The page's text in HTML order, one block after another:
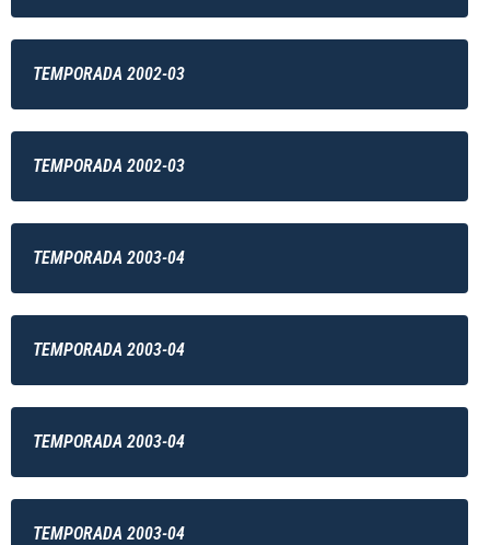
TEMPORADA 2002-03
TEMPORADA 2002-03
TEMPORADA 2003-04
TEMPORADA 2003-04
TEMPORADA 2003-04
TEMPORADA 2003-04